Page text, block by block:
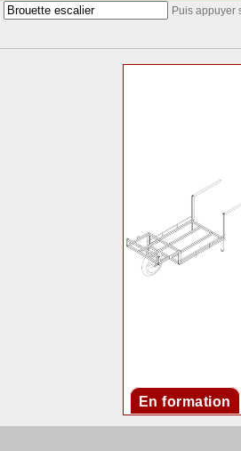
Puis appuyer
En formation